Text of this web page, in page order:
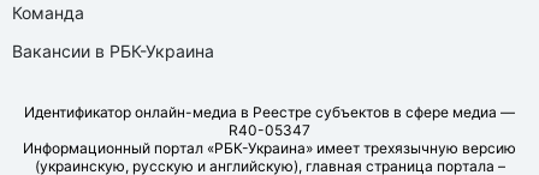
Команда
Вакансии в РБК-Украина
Идентификатор онлайн-медиа в Реестре субъектов в сфере медиа —
R40-05347
Информационный портал «РБК-Украина» имеет трехязычную версию
(украинскую, русскую и английскую), главная страница портала –